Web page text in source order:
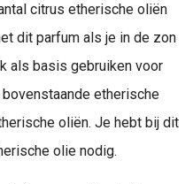
citrus etherische oliën
dit parfum als je in de zon
als basis gebruiken voor
etherische
oliën. Je hebt bij dit
olie nodig.